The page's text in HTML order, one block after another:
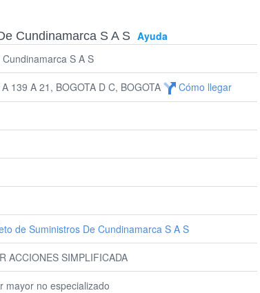
Cundinamarca S A S Ayuda
S A S
139 A 21, BOGOTA D C, BOGOTA Cómo llegar
de Suministros De Cundinamarca S A S
ACCIONES SIMPLIFICADA
mayor no especializado